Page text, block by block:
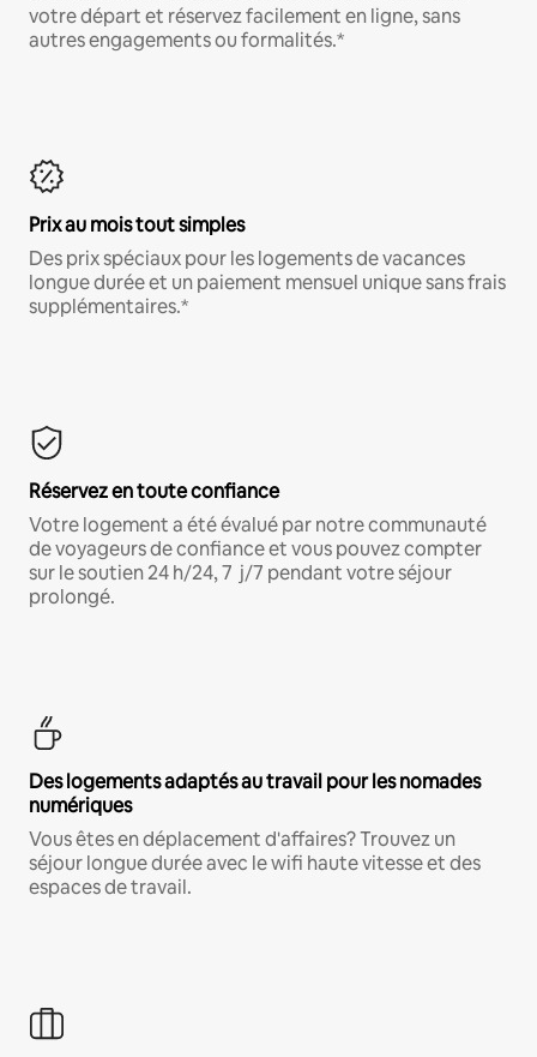
votre départ et réservez facilement en ligne, sans
autres engagements ou formalités.*
Prix au mois tout simples
Des prix spéciaux pour les logements de vacances
longue durée et un paiement mensuel unique sans frais
supplémentaires.*
Réservez en toute confiance
Votre logement a été évalué par notre communauté
de voyageurs de confiance et vous pouvez compter
sur le soutien 24 h/24, 7 j/7 pendant votre séjour
prolongé.
Des logements adaptés au travail pour les nomades
numériques
Vous êtes en déplacement d'affaires? Trouvez un
séjour longue durée avec le wifi haute vitesse et des
espaces de travail.